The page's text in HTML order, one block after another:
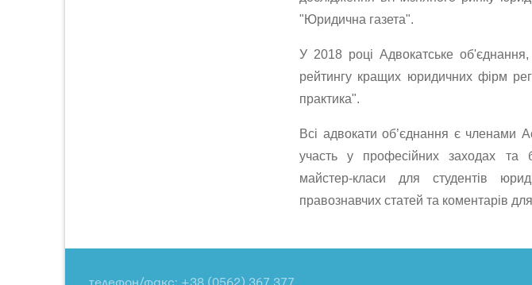
"Юридична газета".
У 2018 році Адвокатське об'єднання,
рейтингу кращих юридичних фірм
практика".
Всі адвокати об’єднання є членами
участь у професійних заходах та
майстер-класи для студентів
правознавчих статей та коментарів